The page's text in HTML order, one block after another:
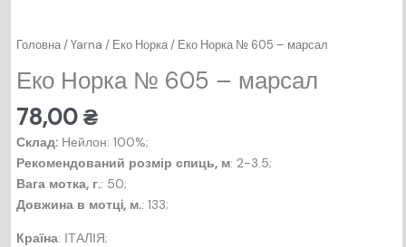
Головна/Yarna / Еко Норка/ Еко Норка № 605 – марсал
Еко Норка № 605 – марсал
78,00₴
Склад:Нейлон: 100%;
Рекомендований розмір спиць, м: 2-3.5;
Вага мотка, г.: 50;
Довжина в мотцi, м.: 133;
Країна: ІТАЛІЯ;